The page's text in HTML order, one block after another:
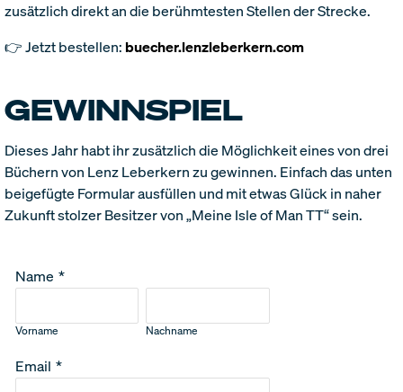
zusätzlich direkt an die berühmtesten Stellen der Strecke.
👉 Jetzt bestellen: buecher.lenzleberkern.com
GEWINNSPIEL
Dieses Jahr habt ihr zusätzlich die Möglichkeit eines von drei
Büchern von Lenz Leberkern zu gewinnen. Einfach das unten
beigefügte Formular ausfüllen und mit etwas Glück in naher
Zukunft stolzer Besitzer von „Meine Isle of Man TT“ sein.
Name *
Vorname Nachname
Email *